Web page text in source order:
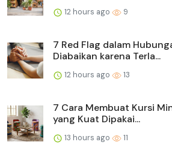
12 hours ago 9
7 Red Flag dalam
Diabaikan karena Terla...
12 hours ago 13
7 Cara Membuat Kursi
yang Kuat Dipakai...
13 hours ago 11